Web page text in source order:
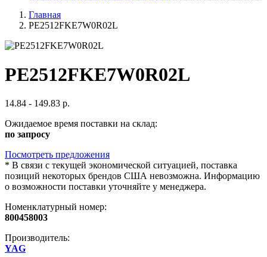
Главная
PE2512FKE7W0R02L
PE2512FKE7W0R02L
14.84 - 149.83 р.
Ожидаемое время поставки на склад:
по запросу
Посмотреть предложения
* В связи с текущей экономической ситуацией, поставка
позиций некоторых брендов США невозможна. Информацию
о возможности поставки уточняйте у менеджера.
Номенклатурный номер:
800458003
Производитель:
YAG